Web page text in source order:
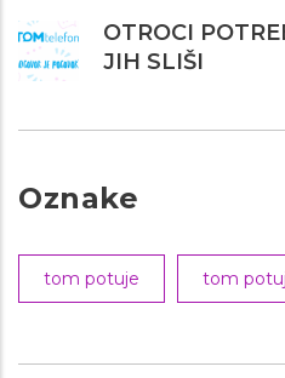
OTROCI
JIH SLIŠI
Oznake
tom potuje tom